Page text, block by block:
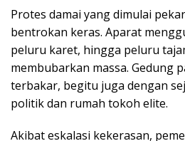
Protes damai yang dimulai
bentrokan keras. Aparat
peluru karet, hingga peluru
membubarkan massa. Gedung
terbakar, begitu juga dengan
politik dan rumah tokoh elite.
Akibat eskalasi kekerasan,